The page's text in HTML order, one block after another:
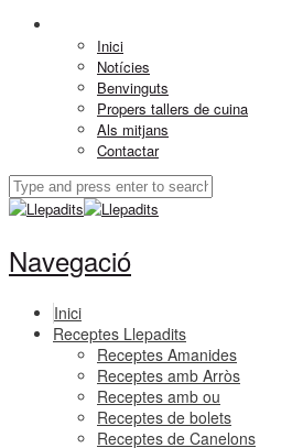
Inici
Notícies
Benvinguts
Propers tallers de cuina
Als mitjans
Contactar
Navegació
Inici
Receptes Llepadits
Receptes Amanides
Receptes amb Arròs
Receptes amb ou
Receptes de bolets
Receptes de Canelons